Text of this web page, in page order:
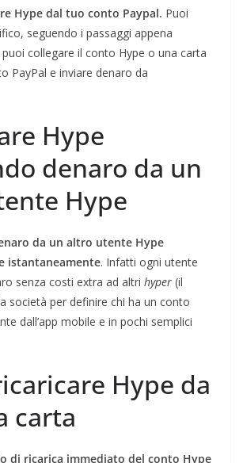
Hype dal tuo conto Paypal. Puoi
seguendo i passaggi appena
collegare il conto Hype o una carta
PayPal e inviare denaro da
Hype
denaro da un
Hype
da un altro utente Hype
istantaneamente. Infatti ogni utente
senza costi extra ad altri hyper (il
società per definire chi ha un conto
dall’app mobile e in pochi semplici
Hype da
carta
di ricarica immediato del conto Hype